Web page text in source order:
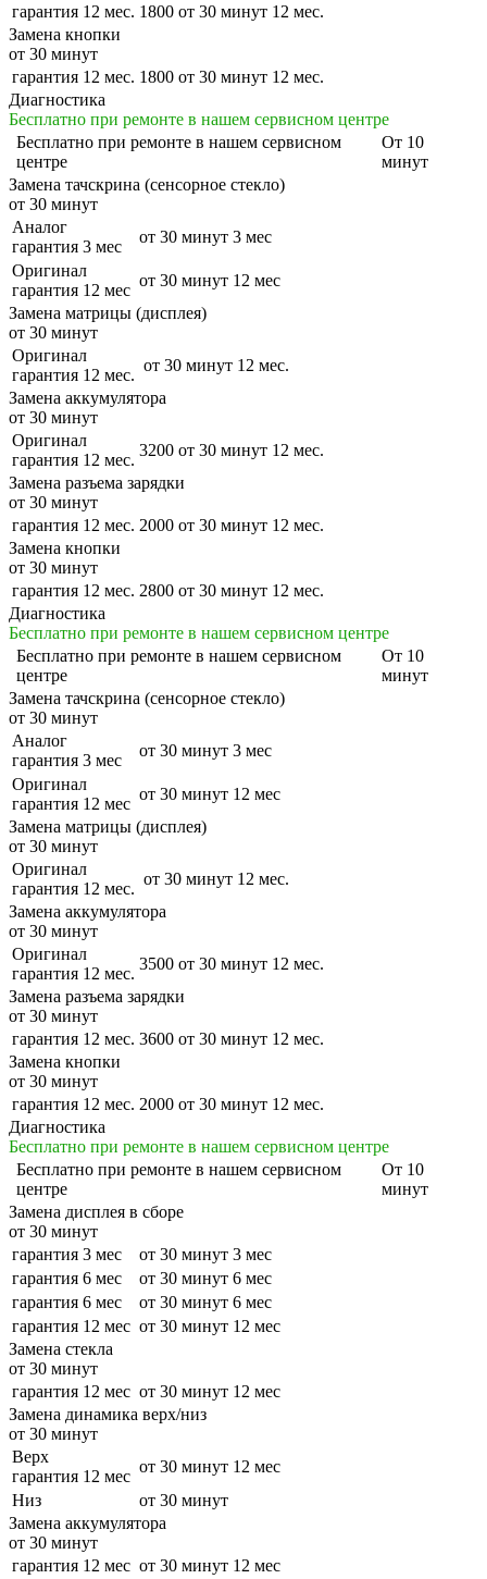
гарантия 12 мес. 1800 от 30 минут 12 мес.
Замена кнопки
от 30 минут
гарантия 12 мес. 1800 от 30 минут 12 мес.
Диагностика
Бесплатно при ремонте в нашем сервисном центре
Бесплатно при ремонте в нашем сервисном
центре
От 10
минут
Замена тачскрина (сенсорное стекло)
от 30 минут
Аналог
гарантия 3 мес
от 30 минут 3 мес
Оригинал
гарантия 12 мес
от 30 минут 12 мес
Замена матрицы (дисплея)
от 30 минут
Оригинал
гарантия 12 мес.
от 30 минут 12 мес.
Замена аккумулятора
от 30 минут
Оригинал
гарантия 12 мес.
3200 от 30 минут 12 мес.
Замена разъема зарядки
от 30 минут
гарантия 12 мес. 2000 от 30 минут 12 мес.
Замена кнопки
от 30 минут
гарантия 12 мес. 2800 от 30 минут 12 мес.
Диагностика
Бесплатно при ремонте в нашем сервисном центре
Бесплатно при ремонте в нашем сервисном
центре
От 10
минут
Замена тачскрина (сенсорное стекло)
от 30 минут
Аналог
гарантия 3 мес
от 30 минут 3 мес
Оригинал
гарантия 12 мес
от 30 минут 12 мес
Замена матрицы (дисплея)
от 30 минут
Оригинал
гарантия 12 мес.
от 30 минут 12 мес.
Замена аккумулятора
от 30 минут
Оригинал
гарантия 12 мес.
3500 от 30 минут 12 мес.
Замена разъема зарядки
от 30 минут
гарантия 12 мес. 3600 от 30 минут 12 мес.
Замена кнопки
от 30 минут
гарантия 12 мес. 2000 от 30 минут 12 мес.
Диагностика
Бесплатно при ремонте в нашем сервисном центре
Бесплатно при ремонте в нашем сервисном
центре
От 10
минут
Замена дисплея в сборе
от 30 минут
гарантия 3 мес
от 30 минут 3 мес
гарантия 6 мес
от 30 минут 6 мес
гарантия 6 мес
от 30 минут 6 мес
гарантия 12 мес от 30 минут 12 мес
Замена стекла
от 30 минут
гарантия 12 мес от 30 минут 12 мес
Замена динамика верх/низ
от 30 минут
Верх
гарантия 12 мес
от 30 минут 12 мес
Низ
от 30 минут
Замена аккумулятора
от 30 минут
гарантия 12 мес от 30 минут 12 мес